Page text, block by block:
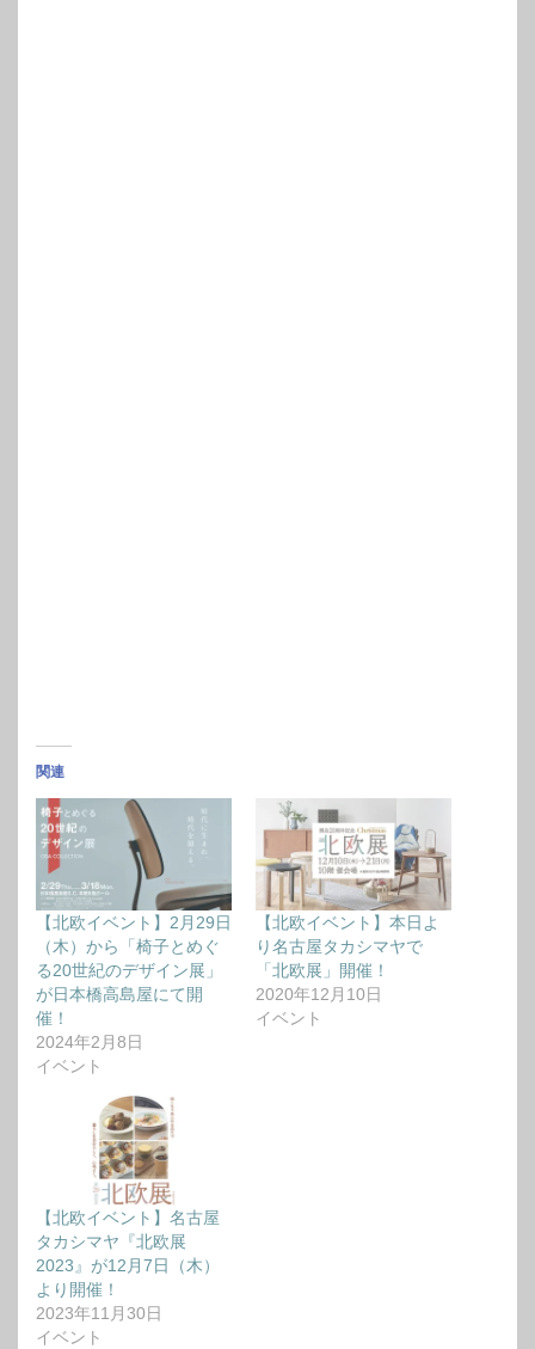
関連
【北欧イベント】2月29日
（木）から「椅子とめぐ
る20世紀のデザイン展」
が日本橋高島屋にて開
催！
2024年2月8日
イベント
【北欧イベント】本日よ
り名古屋タカシマヤで
「北欧展」開催！
2020年12月10日
イベント
【北欧イベント】名古屋
タカシマヤ『北欧展
2023』が12月7日（木）
より開催！
2023年11月30日
イベント